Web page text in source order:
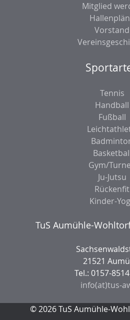
Mitglied
Vorstand
Tennis
Handball
Fußball
Gym/
Ju-Jutsu
Rückenfit
Kinder-
TuS Aumühle-
21521
Tel.: 0157-
info(at)tus-
© 2026 TuS Aumühle-